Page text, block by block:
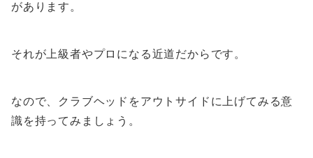
があります。
それが上級者やプロになる近道だからです。
なので、クラブヘッドをアウトサイドに上げてみる意
識を持ってみましょう。